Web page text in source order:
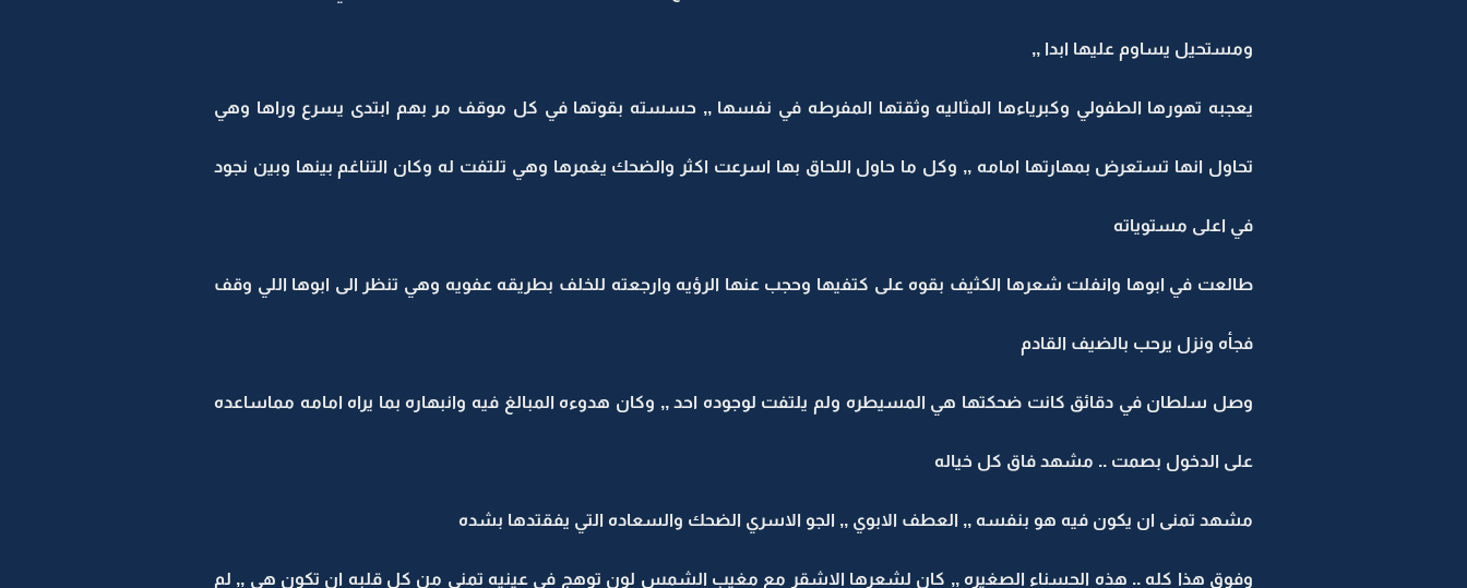
ومستحيل يساوم عليها ابدا ,,
يعجبه تهورها الطفولي وكبرياءها المثاليه وثقتها المفرطه في نفسها ,, حسسته بقوتها في كل موقف مر بهم ابتدى يسرع وراها وهي
تحاول انها تستعرض بمهارتها امامه ,, وكل ما حاول اللحاق بها اسرعت اكثر والضحك يغمرها وهي تلتفت له وكان التناغم بينها وبين نجود
في اعلى مستوياته
طالعت في ابوها وانفلت شعرها الكثيف بقوه على كتفيها وحجب عنها الرؤيه وارجعته للخلف بطريقه عفويه وهي تنظر الى ابوها اللي وقف
فجأه ونزل يرحب بالضيف القادم
وصل سلطان في دقائق كانت ضحكتها هي المسيطره ولم يلتفت لوجوده احد ,, وكان هدوءه المبالغ فيه وانبهاره بما يراه امامه مماساعده
على الدخول بصمت .. مشهد فاق كل خياله
مشهد تمنى ان يكون فيه هو بنفسه ,, العطف الابوي ,, الجو الاسري الضحك والسعاده التي يفقتدها بشده
وفوق هذا كله .. هذه الحسناء الصغيره ,, كان لشعرها الاشقر مع مغيب الشمس لون توهج في عينيه تمنى من كل قلبه ان تكون هي ,, لم